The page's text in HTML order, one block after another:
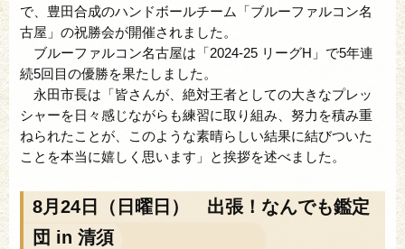
で、豊田合成のハンドボールチーム「ブルーファルコン名
古屋」の祝勝会が開催されました。
ブルーファルコン名古屋は「2024-25 リーグH」で5年連
続5回目の優勝を果たしました。
永田市長は「皆さんが、絶対王者としての大きなプレッ
シャーを日々感じながらも練習に取り組み、努力を積み重
ねられたことが、このような素晴らしい結果に結びついた
ことを本当に嬉しく思います」と挨拶を述べました。
8月24日（日曜日） 出張！なんでも鑑定
団 in 清須